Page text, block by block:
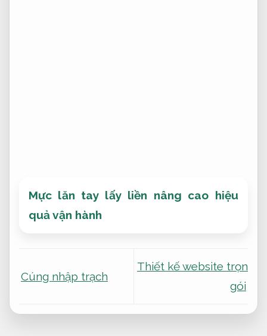
Mực lăn tay lấy liền nâng cao hiệu
quả vận hành
Cúng nhập trạch
Thiết kế website trọn
gói